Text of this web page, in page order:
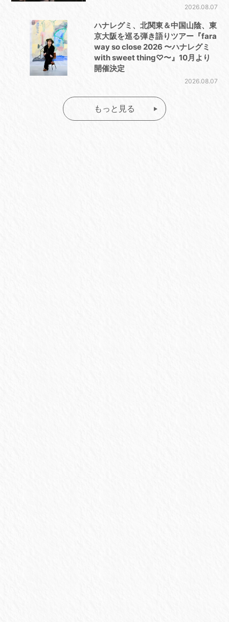
2026.08.07
ハナレグミ、北関東＆中国山陰、東
京大阪を巡る弾き語りツアー『fara
way so close 2026 〜ハナレグミ
with sweet thing♡〜』10月より
開催決定
2026.08.07
もっと見る